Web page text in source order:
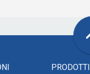
PRODOTTI